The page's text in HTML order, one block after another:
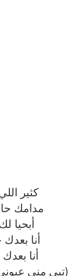
كثير
مدامك
أبحيا
أنا
أنا
(تبي مني